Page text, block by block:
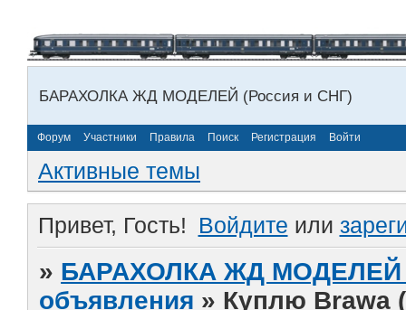
БАРАХОЛКА ЖД МОДЕЛЕЙ (Россия и СНГ)
Форум Участники Правила Поиск Регистрация Войти
Активные темы
Привет, Гость! Войдите или
» БАРАХОЛКА ЖД МОДЕЛЕЙ
объявления » Куплю Brawa